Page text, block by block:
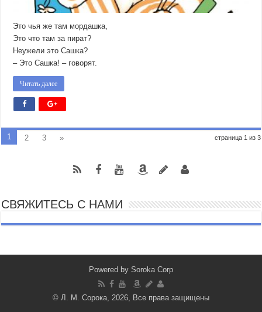
Это чья же там мордашка,
Это что там за пират?
Неужели это Сашка?
– Это Сашка! – говорят.
Читать далее
страница 1 из 3
1 2 3 »
СВЯЖИТЕСЬ С НАМИ
Powered by Soroka Corp
© Л. М. Сорока, 2026, Все права защищены